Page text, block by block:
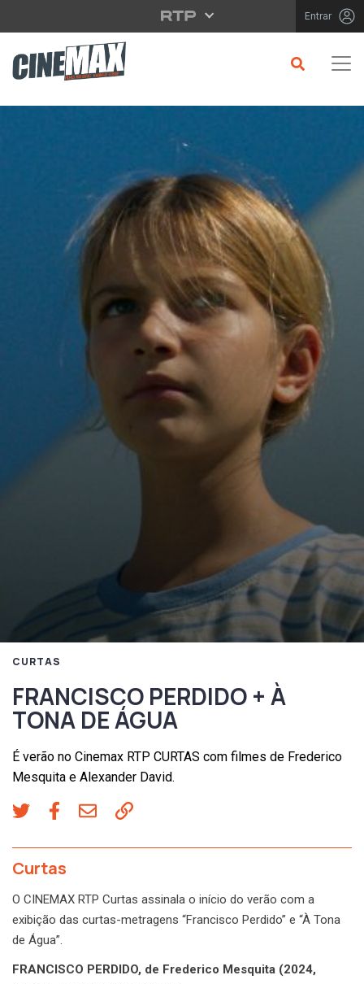
Saltar para o conteúdo principal Entrar
CURTAS
FRANCISCO PERDIDO + À
TONA DE ÁGUA
É verão no Cinemax RTP CURTAS com filmes de Frederico
Mesquita e Alexander David.
Curtas
O CINEMAX RTP Curtas assinala o início do verão com a
exibição das curtas-metragens “Francisco Perdido” e “À Tona
de Água”.
FRANCISCO PERDIDO, de Frederico Mesquita (2024,